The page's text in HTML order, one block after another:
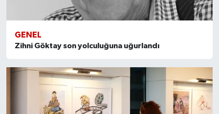
GENEL
Zihni Göktay son yolculuğuna uğurlandı